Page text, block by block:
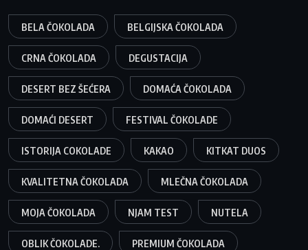
BELA ČOKOLADA BELGIJSKA ČOKOLADA
CRNA ČOKOLADA DEGUSTACIJA
DESERT BEZ ŠEĆERA DOMAĆA ČOKOLADA
DOMAĆI DESERT FESTIVAL ČOKOLADE
ISTORIJA COKOLADE KAKAO KITKAT DUOS
KVALITETNA ČOKOLADA MLEČNA ČOKOLADA
MOJA ČOKOLADA NJAM TEST NUTELA
OBLIK ČOKOLADE. PREMIUM ČOKOLADA